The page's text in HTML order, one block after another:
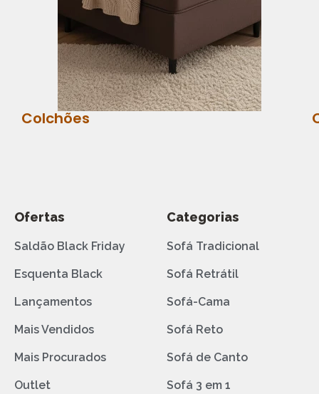
Colchões
Ofertas
Saldão Black Friday
Esquenta Black
Lançamentos
Mais Vendidos
Mais Procurados
Outlet
Categorias
Sofá Tradicional
Sofá Retrátil
Sofá-Cama
Sofá Reto
Sofá de Canto
Sofá 3 em 1